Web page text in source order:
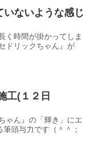
ないような感じ
く時間が掛かってしま
ドリックちゃん』が
工(１２日
ゃん』の「輝き」にエ
頭与力です（＾＾；